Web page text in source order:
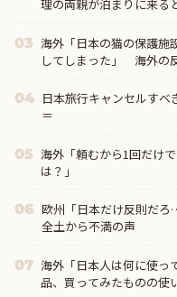
理の両親が泊まりに来る
03 海外「日本の猫の保護施
してしまった」 海外の
04 日本旅行キャンセルす
＝
05 海外「頼むから1回だけ
は？」
06 欧州「日本だけ反則だ
全土から不満の声
07 海外「日本人は何に使っ
品、買ってみたものの使